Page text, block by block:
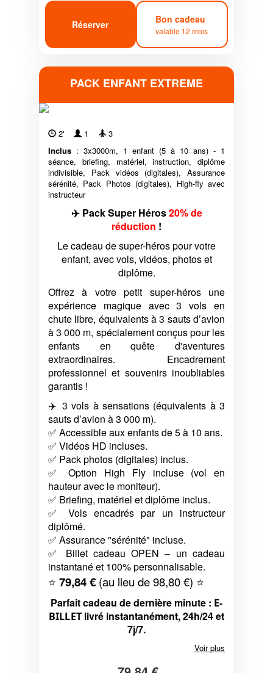
Réserver Bon cadeau
valable 12 mois
PACK ENFANT EXTREME
2' 1
3
Inclus : 3x3000m, 1 enfant (5 à 10 ans) - 1
séance, briefing, matériel, instruction, diplôme
indivisible, Pack vidéos (digitales), Assurance
sérénité, Pack Photos (digitales), High-fly avec
instructeur
✈️ Pack Super Héros20% de
réduction !
Le cadeau de super-héros pour votre
enfant, avec vols, vidéos, photos et
diplôme.
Offrez à votre petit super-héros une
expérience magique avec 3 vols en
chute libre, équivalents à 3 sauts d’avion
à 3 000 m, spécialement conçus pour les
enfants en quête d'aventures
extraordinaires. Encadrement
professionnel et souvenirs inoubliables
garantis !
✈️ 3 vols à sensations (équivalents à 3
sauts d’avion à 3 000 m).
✅ Accessible aux enfants de 5 à 10 ans.
✅ Vidéos HD incluses.
✅ Pack photos (digitales) inclus.
✅ Option High Fly incluse (vol en
hauteur avec le moniteur).
✅ Briefing, matériel et diplôme inclus.
✅ Vols encadrés par un instructeur
diplômé.
✅ Assurance "sérénité" incluse.
✅ Billet cadeau OPEN – un cadeau
instantané et 100% personnalisable.
⭐ 79,84 € (au lieu de 98,80 €) ⭐
Parfait cadeau de dernière minute : E-
BILLETlivré instantanément, 24h/24 et
7j/7.
Voir plus